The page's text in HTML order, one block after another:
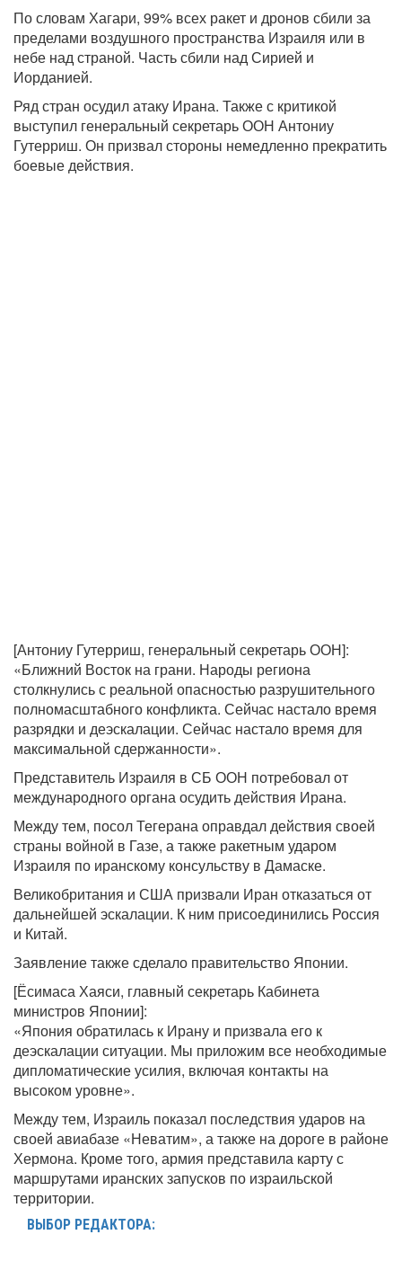
По словам Хагари, 99% всех ракет и дронов сбили за
пределами воздушного пространства Израиля или в
небе над страной. Часть сбили над Сирией и
Иорданией.
Ряд стран осудил атаку Ирана. Также с критикой
выступил генеральный секретарь ООН Антониу
Гутерриш. Он призвал стороны немедленно прекратить
боевые действия.
[Антониу Гутерриш, генеральный секретарь ООН]:
«Ближний Восток на грани. Народы региона
столкнулись с реальной опасностью разрушительного
полномасштабного конфликта. Сейчас настало время
разрядки и деэскалации. Сейчас настало время для
максимальной сдержанности».
Представитель Израиля в СБ ООН потребовал от
международного органа осудить действия Ирана.
Между тем, посол Тегерана оправдал действия своей
страны войной в Газе, а также ракетным ударом
Израиля по иранскому консульству в Дамаске.
Великобритания и США призвали Иран отказаться от
дальнейшей эскалации. К ним присоединились Россия
и Китай.
Заявление также сделало правительство Японии.
[Ёсимаса Хаяси, главный секретарь Кабинета
министров Японии]:
«Япония обратилась к Ирану и призвала его к
деэскалации ситуации. Мы приложим все необходимые
дипломатические усилия, включая контакты на
высоком уровне».
Между тем, Израиль показал последствия ударов на
своей авиабазе «Неватим», а также на дороге в районе
Хермона. Кроме того, армия представила карту с
маршрутами иранских запусков по израильской
территории.
ВЫБОР РЕДАКТОРА: